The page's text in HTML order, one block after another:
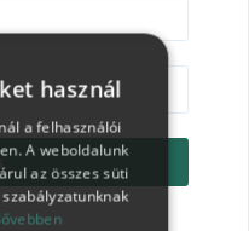
használ
a felhasználói
A weboldalunk
az összes süti